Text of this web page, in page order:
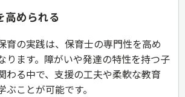
高められる
育の実践は、保育士の専門性を高め
ります。障がいや発達の特性を持つ子
わる中で、支援の工夫や柔軟な教育
ことが可能です。